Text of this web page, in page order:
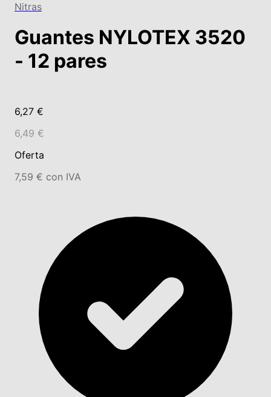
Nitras
Guantes NYLOTEX 3520
- 12 pares
6,27 €
6,49 €
Oferta
7,59 € con IVA